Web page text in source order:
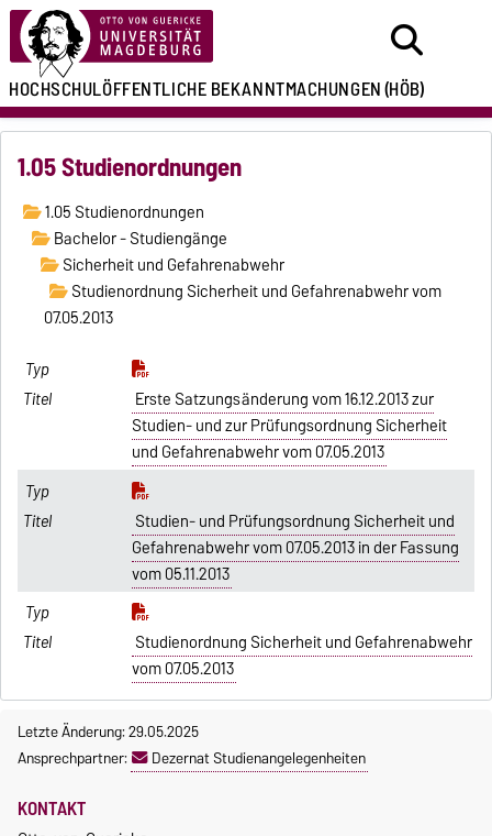
HOCHSCHULÖFFENTLICHEBEKANNTMACHUNGEN(HÖB)
1.05 Studienordnungen
1.05 Studienordnungen
Bachelor - Studiengänge
Sicherheit und Gefahrenabwehr
Studienordnung Sicherheit und Gefahrenabwehr vom
07.05.2013
Erste Satzungsänderung vom 16.12.2013 zur
Studien- und zur Prüfungsordnung Sicherheit
und Gefahrenabwehr vom 07.05.2013
Studien- und Prüfungsordnung Sicherheit und
Gefahrenabwehr vom 07.05.2013 in der Fassung
vom 05.11.2013
Studienordnung Sicherheit und Gefahrenabwehr
vom 07.05.2013
Letzte Änderung: 29.05.2025
Ansprechpartner:
Dezernat Studienangelegenheiten
KONTAKT